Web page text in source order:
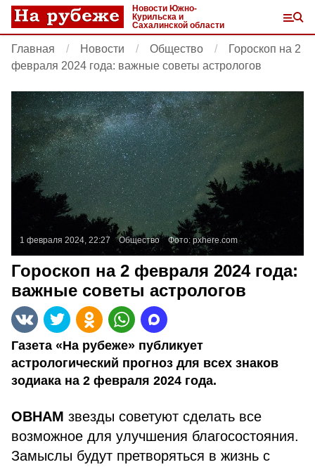
Новости Южно-
Курильска и
Сахалинской области
Главная Новости Общество
Гороскоп на 2
февраля 2024 года: важные советы астрологов
1 февраля 2024, 22:27 Общество Фото: pxhere.com
Гороскоп на 2 февраля 2024 года:
важные советы астрологов
Газета «На рубеже» публикует
астрологический прогноз для всех знаков
зодиака на 2 февраля 2024 года.
ОВНАМ звезды советуют сделать все
возможное для улучшения благосостояния.
Замыслы будут претворяться в жизнь с